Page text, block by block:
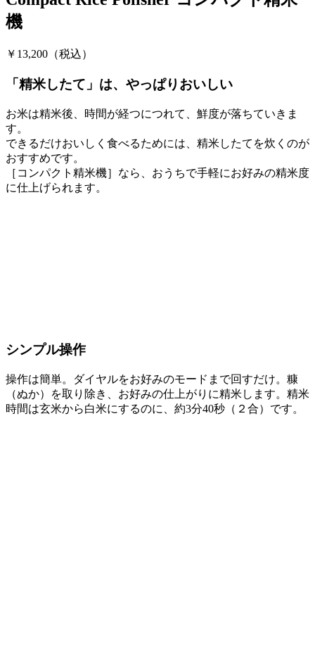
機
￥13,200 （税込）
「精米したて」は、やっぱりおいしい
お米は精米後、時間が経つにつれて、鮮度が落ちていきま
す。
できるだけおいしく食べるためには、精米したてを炊くのが
おすすめです。
［コンパクト精米機］なら、おうちで手軽にお好みの精米度
に仕上げられます。
シンプル操作
操作は簡単。ダイヤルをお好みのモードまで回すだけ。糠
（ぬか）を取り除き、お好みの仕上がりに精米します。精米
時間は玄米から白米にするのに、約3分40秒（２合）です。